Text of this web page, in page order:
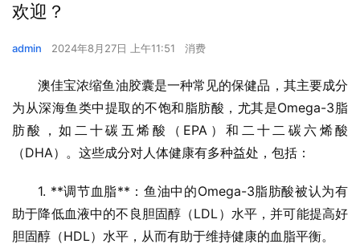
欢迎？
admin 2024年8月27日 上午11:51 消费
澳佳宝浓缩鱼油胶囊是一种常见的保健品，其主要成分
为从深海鱼类中提取的不饱和脂肪酸，尤其是Omega-3脂
肪酸，如二十碳五烯酸（EPA）和二十二碳六烯酸
（DHA）。这些成分对人体健康有多种益处，包括：
1. **调节血脂**：鱼油中的Omega-3脂肪酸被认为有
助于降低血液中的不良胆固醇（LDL）水平，并可能提高好
胆固醇（HDL）水平，从而有助于维持健康的血脂平衡。